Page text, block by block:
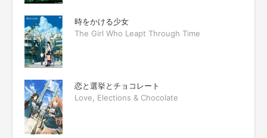
時をかける少女
The Girl Who Leapt Through Time
恋と選挙とチョコレート
Love, Elections & Chocolate